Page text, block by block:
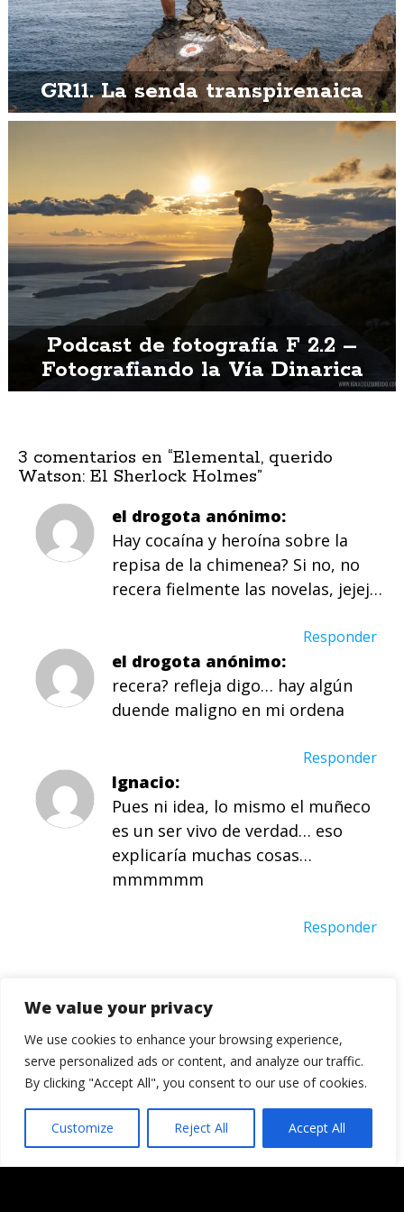
We value your privacy
We use cookies to enhance your browsing experience,
serve personalized ads or content, and analyze our traffic.
By clicking "Accept All", you consent to our use of cookies.
Customize Reject All Accept All
GR11. La senda transpirenaica
Podcast de fotografía F 2.2 –
Fotografiando la Vía Dinarica
3 comentarios en “Elemental, querido
Watson: El Sherlock Holmes”
el drogota anónimo
Hay cocaína y heroína sobre la
repisa de la chimenea? Si no, no
recera fielmente las novelas, jejej…
Responder
el drogota anónimo
recera? refleja digo… hay algún
duende maligno en mi ordena
Responder
Ignacio
Pues ni idea, lo mismo el muñeco
es un ser vivo de verdad… eso
explicaría muchas cosas…
mmmmmm
Responder
Tu dirección de correo electrónico no será
publicada. Los campos obligatorios están
marcados con*
Comentario*